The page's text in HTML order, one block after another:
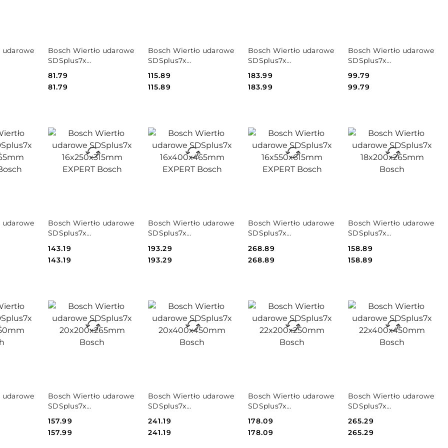
udarowe
Bosch Wiertło udarowe
SDSplus7x
Bosch
Cena:
81.79
Cena:
81.79
NIEDOSTĘPNY
Bosch Wiertło udarowe
SDSplus7x
Bosch
Cena:
115.89
Cena:
115.89
NIEDOSTĘPNY
Bosch Wiertło udarowe
SDSplus7x
Bosch
Cena:
183.99
Cena:
183.99
NIEDOSTĘPNY
Bosch Wiertło udarowe
SDSplus7x
Bosch
Cena:
99.79
Cena:
99.79
NIEDOSTĘPNY
udarowe
Bosch Wiertło udarowe
SDSplus7x
Bosch
Cena:
143.19
Cena:
143.19
NIEDOSTĘPNY
Bosch Wiertło udarowe
SDSplus7x
Bosch
Cena:
193.29
Cena:
193.29
NIEDOSTĘPNY
Bosch Wiertło udarowe
SDSplus7x
Bosch
Cena:
268.89
Cena:
268.89
NIEDOSTĘPNY
Bosch Wiertło udarowe
SDSplus7x
Cena:
158.89
Cena:
158.89
NIEDOSTĘPNY
udarowe
Bosch Wiertło udarowe
SDSplus7x
Cena:
157.99
Cena:
157.99
NIEDOSTĘPNY
Bosch Wiertło udarowe
SDSplus7x
Cena:
241.19
Cena:
241.19
NIEDOSTĘPNY
Bosch Wiertło udarowe
SDSplus7x
Cena:
178.09
Cena:
178.09
NIEDOSTĘPNY
Bosch Wiertło udarowe
SDSplus7x
Cena:
265.29
Cena:
265.29
NIEDOSTĘPNY